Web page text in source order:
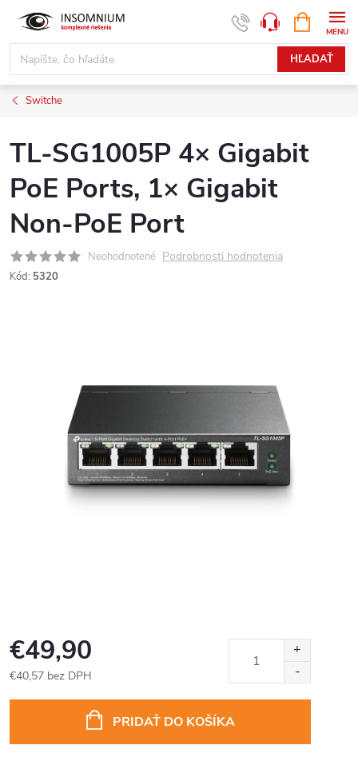
obsah
HĽADAŤ
KOŠÍK
Switche
TL-SG1005P 4× Gigabit
PoE Ports, 1× Gigabit
Non-PoE Port
Neohodnotené Podrobnosti hodnotenia
Kód: 5320
€49,90
€40,57 bez DPH
PRIDAŤ DO KOŠÍKA
www.insomnium.sk - Chat